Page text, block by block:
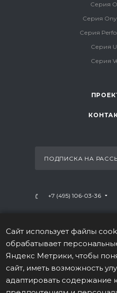
Серия
Серия
Серия
Серия
Серия
ПОДПИСКА НА
+7 (495) 106-03-36
г. Москва,
Сайт использует файлы
обрабатывает
Яндекс Метрики, чтобы
сайт, иметь возможность
адаптировать содержание